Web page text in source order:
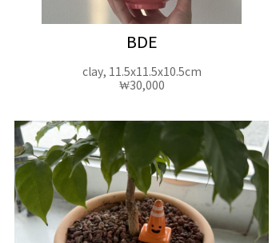
BDE
clay, 11.5x11.5x10.5cm
₩30,000